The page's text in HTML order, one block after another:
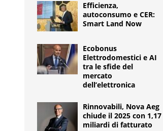
Efficienza,
autoconsumo e CER:
Smart Land Now
Ecobonus
Elettrodomestici e AI
tra le sfide del
mercato
dell’elettronica
Rinnovabili, Nova Aeg
chiude il 2025 con 1,17
miliardi di fatturato